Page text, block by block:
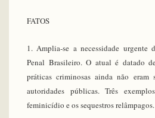
FATOS
1. Amplia-se a necessidade urgente
Penal Brasileiro. O atual é datado
práticas criminosas ainda não eram
autoridades públicas. Três
feminicídio e os sequestros relâmpagos.